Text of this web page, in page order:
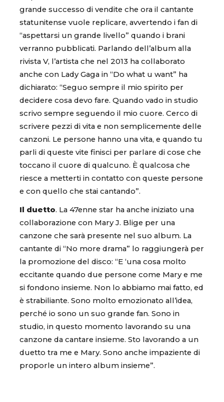
grande successo di vendite che ora il cantante
statunitense vuole replicare, avvertendo i fan di
“aspettarsi un grande livello” quando i brani
verranno pubblicati. Parlando dell’album alla
rivista V, l’artista che nel 2013 ha collaborato
anche con Lady Gaga in “Do what u want” ha
dichiarato: “Seguo sempre il mio spirito per
decidere cosa devo fare. Quando vado in studio
scrivo sempre seguendo il mio cuore. Cerco di
scrivere pezzi di vita e non semplicemente delle
canzoni. Le persone hanno una vita, e quando tu
parli di queste vite finisci per parlare di cose che
toccano il cuore di qualcuno. È qualcosa che
riesce a metterti in contatto con queste persone
e con quello che stai cantando”.
Il duetto. La 47enne star ha anche iniziato una
collaborazione con Mary J. Blige per una
canzone che sarà presente nel suo album. La
cantante di “No more drama” lo raggiungerà per
la promozione del disco: “E ‘una cosa molto
eccitante quando due persone come Mary e me
si fondono insieme. Non lo abbiamo mai fatto, ed
è strabiliante. Sono molto emozionato all’idea,
perché io sono un suo grande fan. Sono in
studio, in questo momento lavorando su una
canzone da cantare insieme. Sto lavorando a un
duetto tra me e Mary. Sono anche impaziente di
proporle un intero album insieme”.